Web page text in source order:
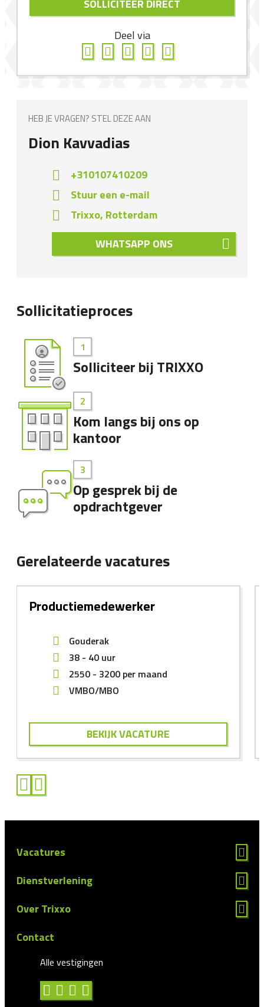
SOLLICITEER DIRECT
Deel via
HEB JE VRAGEN? STEL DEZE AAN
Dion Kavvadias
+310107410209
Stuur een e-mail
Trixxo, Rotterdam
WHATSAPP ONS
Sollicitatieproces
Solliciteer bij TRIXXO
Kom langs bij ons op
kantoor
Op gesprek bij de
opdrachtgever
Gerelateerde vacatures
Productiemedewerker
Gouderak
38 - 40 uur
2550 - 3200 per maand
VMBO/MBO
BEKIJK VACATURE
Vacatures
Dienstverlening
Over Trixxo
Contact
Alle vestigingen